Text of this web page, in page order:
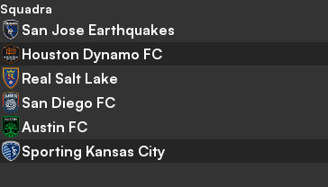
Squadra
San Jose Earthquakes
Houston Dynamo FC
Real Salt Lake
San Diego FC
Austin FC
Sporting Kansas City